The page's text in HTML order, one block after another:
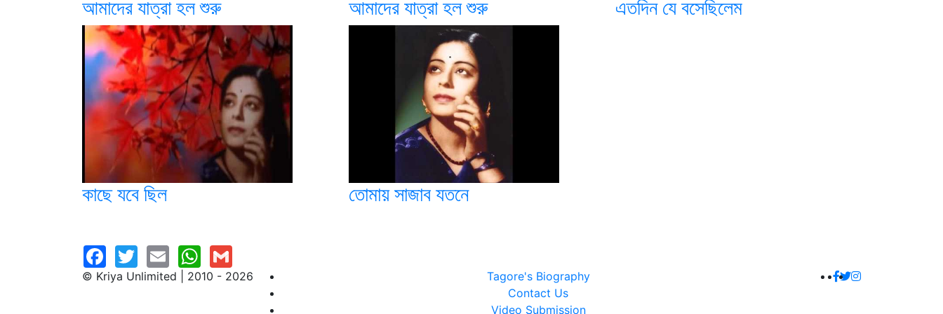
আমাদের যাত্রা হল শুরু আমাদের যাত্রা হল শুরু এতদিন যে বসেছিলেম
কাছে যবে ছিল তোমায় সাজাব যতনে
© Kriya Unlimited | 2010 - 2026
Tagore's Biography
Contact Us
Video Submission